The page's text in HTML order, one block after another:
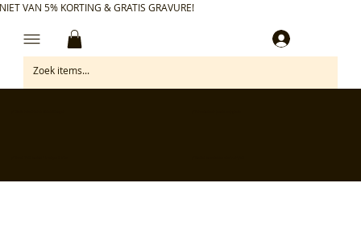
VAN 5% KORTING & GRATIS GRAVURE!